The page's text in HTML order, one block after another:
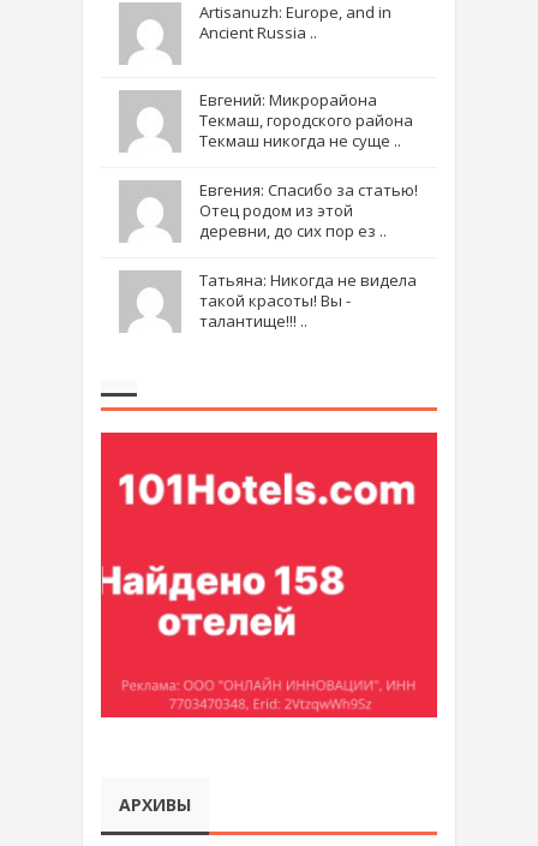
Artisanuzh: Europe, and in
Ancient Russia ..
Евгений: Микрорайона
Текмаш, городского района
Текмаш никогда не суще ..
Евгения: Спасибо за статью!
Отец родом из этой
деревни, до сих пор ез ..
Татьяна: Никогда не видела
такой красоты! Вы -
талантище!!! ..
АРХИВЫ